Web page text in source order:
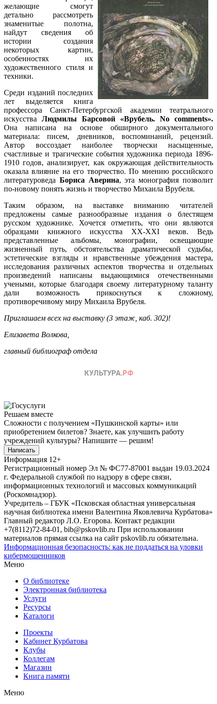
желающие смогут
детально рассмотреть
знаменитые полотна,
найдут сведения об
истории создания
некоторых картин,
особенностях их
художественного стиля и
техники.
Среди изданий последних
лет выделяется книга
профессора Санкт-Петербургской академии театрального
искусства Людмилы Барсовой «Врубель. No comments».
Она написана на основе обширного документального
материала: писем, дневников, воспоминаний, рецензий.
Автор воссоздает наиболее творчески насыщенные,
счастливые и трагические события художника периода 1896-
1910 годов, анализирует, как окружающая действительность
оказала влияние на его творчество. По мнению российского
литературоведа Бориса Аверина, эта монография позволит
по-новому понять жизнь и творчество Михаила Врубеля.
Таким образом, на выставке вниманию читателей
предложены самые разнообразные издания о блестящем
русском художнике. Хочется отметить, что они являются
образцами книжного искусства XX-XXI веков. Ведь
представленные альбомы, монографии, освещающие
жизненный путь, обстоятельства драматической судьбы,
эстетические взгляды и нравственные убеждения мастера,
исследования различных аспектов творчества и отдельных
произведений написаны выдающимися отечественными
учеными, которые благодаря своему литературному таланту
дали возможность прикоснуться к сложному,
противоречивому миру Михаила Врубеля.
Приглашаем всех на выставку (3 этаж, каб. 302)!
Елизавета Волкова,
главный библиограф отдела
Решаем вместе
Сложности с получением «Пушкинской карты» или
приобретением билетов? Знаете, как улучшить работу
учреждений культуры? Напишите — решим!
Написать
Информация 12+
Регистрационный номер Эл № ФС77-87001 выдан 19.03.2024
г. Федеральной службой по надзору в сфере связи,
информационных технологий и массовых коммуникаций
(Роскомнадзор).
Учредитель – ГБУК «Псковская областная универсальная
научная библиотека имени Валентина Яковлевича Курбатова»
Главный редактор Л.О. Егорова. Контакт редакции
+7(8112)72-84-01, bib@pskovlib.ru При использовании
материалов прямая ссылка на сайт pskovlib.ru обязательна.
Информационная безопасность: как не поддаться на уловки
кибермошенников
Меню
О библиотеке
Электронная библиотека
Услуги
Ресурсы
Каталоги
Проекты
Кабинет Курбатова
Клубы
Коллегам
Магазин
Книга памяти
Меню